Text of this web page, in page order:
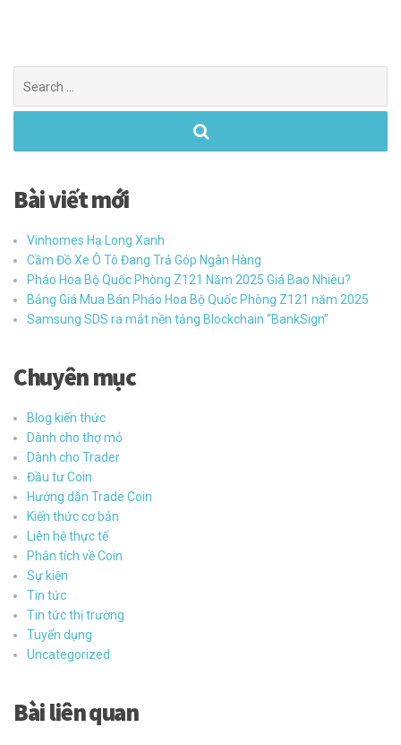
Bài viết mới
Vinhomes Hạ Long Xanh
Cầm Đồ Xe Ô Tô Đang Trả Góp Ngân Hàng
Pháo Hoa Bộ Quốc Phòng Z121 Năm 2025 Giá Bao Nhiêu?
Bảng Giá Mua Bán Pháo Hoa Bộ Quốc Phòng Z121 năm 2025
Samsung SDS ra mắt nền tảng Blockchain “BankSign”
Chuyên mục
Blog kiến thức
Dành cho thợ mỏ
Dành cho Trader
Đầu tư Coin
Hướng dẫn Trade Coin
Kiến thức cơ bản
Liên hệ thực tế
Phân tích về Coin
Sự kiện
Tin tức
Tin tức thị trường
Tuyển dụng
Uncategorized
Bài liên quan